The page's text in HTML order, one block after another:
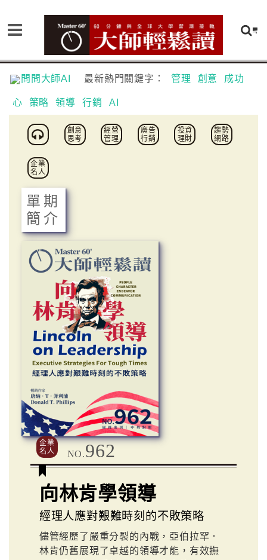
問問大師AI 最新熱門關鍵字： 管理 創意 成功
心 策略 領導 行銷 AI
創意
思考
經營
管理
廣告
行銷
投資
理財
趨勢
網路
企業
名人
單期
簡介
企業
名人
NO.962
向林肯學領導
經理人應對艱難時刻的不敗策略
儘管經歷了嚴重分裂的內戰，亞伯拉罕．
林肯仍舊展現了卓越的領導才能，有效撫